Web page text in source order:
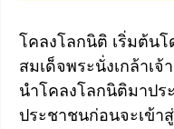
โคลงโลกนิติ เริ่มต้นโ
สมเด็จพระนั่งเกล้าเ
นำโคลงโลกนิติมาปร
ประชาชนก่อนจะเข้า